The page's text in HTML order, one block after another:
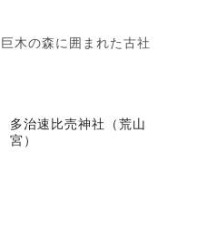
巨木の森に囲まれた古社
多治速比売神社（荒山
宮）